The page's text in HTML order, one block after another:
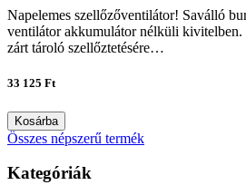
Napelemes szellőzőventilátor! Saválló
ventilátor akkumulátor nélküli
zárt tároló szellőztetésére…
33 125 Ft
Kosárba
Összes népszerű termék
Kategóriák